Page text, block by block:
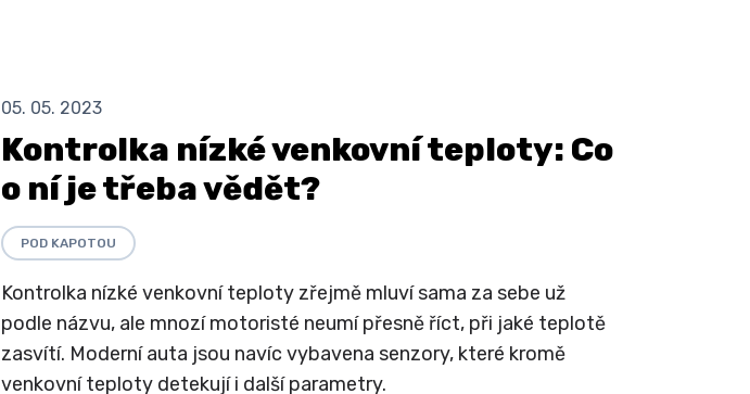
05. 05. 2023
Kontrolka nízké venkovní teploty: Co
o ní je třeba vědět?
POD KAPOTOU
Kontrolka nízké venkovní teploty zřejmě mluví sama za sebe už
podle názvu, ale mnozí motoristé neumí přesně říct, při jaké teplotě
zasvítí. Moderní auta jsou navíc vybavena senzory, které kromě
venkovní teploty detekují i ​​další parametry.